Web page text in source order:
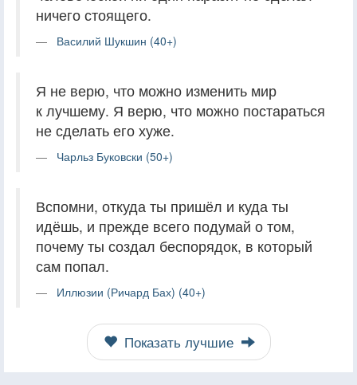
ничего стоящего.
Василий Шукшин (40+)
Я не верю, что можно изменить мир
к лучшему. Я верю, что можно постараться
не сделать его хуже.
Чарльз Буковски (50+)
Вспомни, откуда ты пришёл и куда ты
идёшь, и прежде всего подумай о том,
почему ты создал беспорядок, в который
сам попал.
Иллюзии (Ричард Бах) (40+)
Показать лучшие